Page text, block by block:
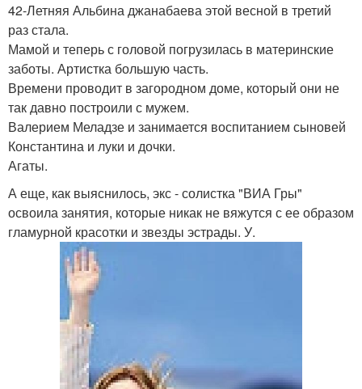
42-Летняя Альбина джанабаева этой весной в третий
раз стала.
Мамой и теперь с головой погрузилась в материнские
заботы. Артистка большую часть.
Времени проводит в загородном доме, который они не
так давно построили с мужем.
Валерием Меладзе и занимается воспитанием сыновей
Константина и луки и дочки.
Агаты.
А еще, как выяснилось, экс - солистка "ВИА Гры"
освоила занятия, которые никак не вяжутся с ее образом
гламурной красотки и звезды эстрады. У.